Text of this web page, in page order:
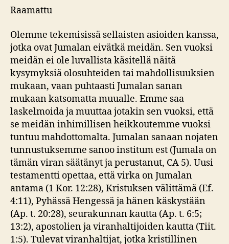
Raamattu
Olemme tekemisissä sellaisten asioiden kanssa,
jotka ovat Jumalan eivätkä meidän. Sen vuoksi
meidän ei ole luvallista käsitellä näitä
kysymyksiä olosuhteiden tai mahdollisuuksien
mukaan, vaan puhtaasti Jumalan sanan
mukaan katsomatta muualle. Emme saa
laskelmoida ja muuttaa jotakin sen vuoksi, että
se meidän inhimillisen heikkoutemme vuoksi
tuntuu mahdottomalta. Jumalan sanaan nojaten
tunnustuksemme sanoo institum est (Jumala on
tämän viran säätänyt ja perustanut, CA 5). Uusi
testamentti opettaa, että virka on Jumalan
antama (1 Kor. 12:28), Kristuksen välittämä (Ef.
4:11), Pyhässä Hengessä ja hänen käskystään
(Ap. t. 20:28), seurakunnan kautta (Ap. t. 6:5;
13:2), apostolien ja viranhaltijoiden kautta (Tiit.
1:5). Tulevat viranhaltijat, jotka kristillinen